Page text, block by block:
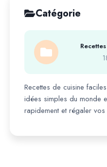
Catégorie
Recettes de cuisine
idées simples du monde
rapidement et régaler